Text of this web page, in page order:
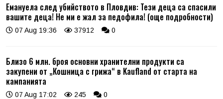
Емануела след убийството в Пловдив: Тези деца са спасили
вашите деца! Не ми е жал за педофила! (още подробности)
07 Aug 19:36 37912 0
Близо 6 млн. броя основни хранителни продукти са
закупени от „Кошница с грижа“ в Kaufland от старта на
кампанията
07 Aug 17:02 245 0